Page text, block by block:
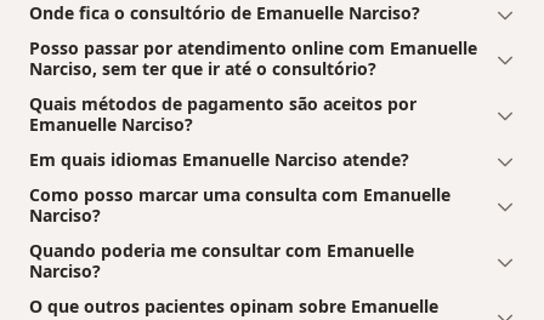
Onde fica o consultório de Emanuelle Narciso?
Posso passar por atendimento online com Emanuelle
Narciso, sem ter que ir até o consultório?
Quais métodos de pagamento são aceitos por
Emanuelle Narciso?
Em quais idiomas Emanuelle Narciso atende?
Como posso marcar uma consulta com Emanuelle
Narciso?
Quando poderia me consultar com Emanuelle
Narciso?
O que outros pacientes opinam sobre Emanuelle